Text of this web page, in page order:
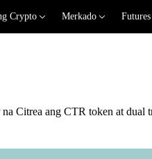
Crypto Merkado Futures
Citrea ang CTR token at dual